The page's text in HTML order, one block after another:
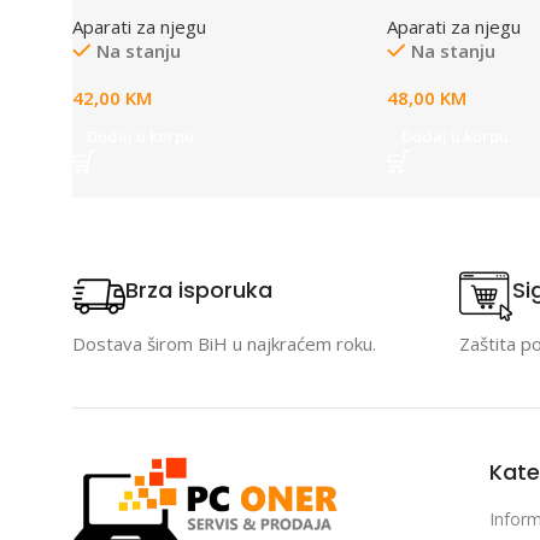
Aparati za njegu
Na stanju
42,00 KM
Aparati za njegu
Na stanju
48,00 KM
Brza isporuka
Dostava širom BiH u najkraćem roku. Zaštita